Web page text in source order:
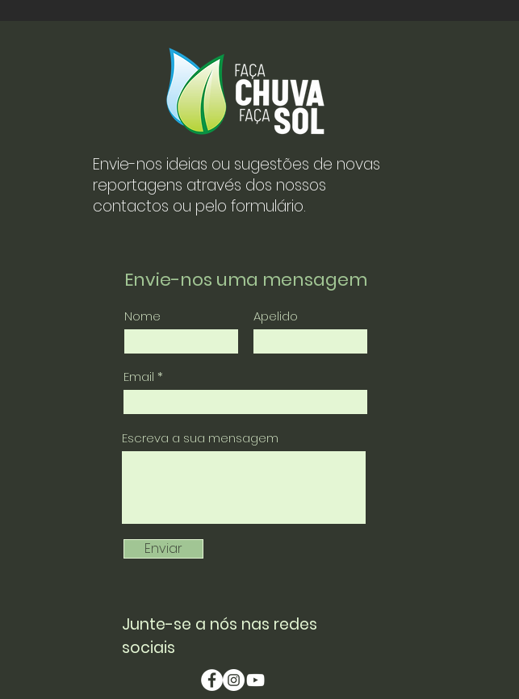
Envie-nos ideias ou sugestões de novas
reportagens através dos nossos
contactos ou pelo formulário.
Envie-nos uma mensagem
Nome Apelido
Email
Escreva a sua mensagem
Enviar
Junte-se a nós nas redes
sociais